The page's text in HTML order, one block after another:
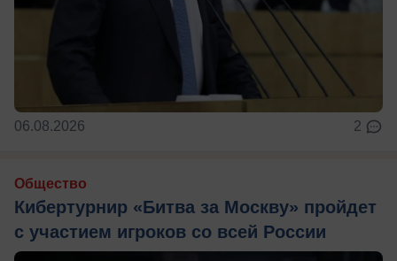
06.08.2026 2
Общество
Кибертурнир «Битва за Москву» пройдет
с участием игроков со всей России